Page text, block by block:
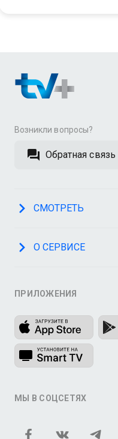
Возникли вопросы?
Обратная связь
СМОТРЕТЬ
О СЕРВИСЕ
ПРИЛОЖЕНИЯ
МЫ В СОЦСЕТЯХ